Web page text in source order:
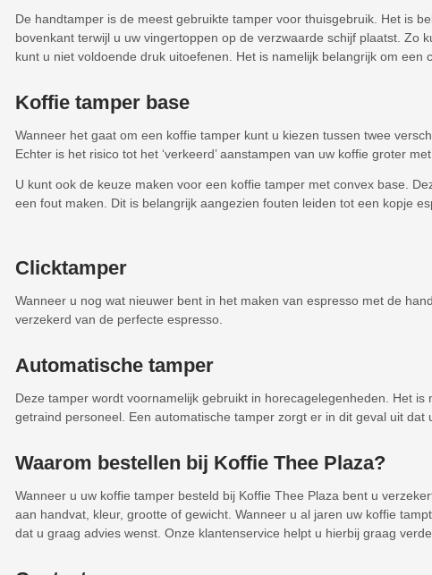
De handtamper is de meest gebruikte tamper voor thuisgebruik. Het is
bovenkant terwijl u uw vingertoppen op de verzwaarde schijf plaatst.
kunt u niet voldoende druk uitoefenen. Het is namelijk belangrijk om
Koffie tamper base
Wanneer het gaat om een koffie tamper kunt u kiezen tussen twee
Echter is het risico tot het ‘verkeerd’ aanstampen van uw koffie groter
U kunt ook de keuze maken voor een koffie tamper met convex base.
een fout maken. Dit is belangrijk aangezien fouten leiden tot een kopje
Clicktamper
Wanneer u nog wat nieuwer bent in het maken van espresso met de
verzekerd van de perfecte espresso.
Automatische tamper
Deze tamper wordt voornamelijk gebruikt in horecagelegenheden. Het
getraind personeel. Een automatische tamper zorgt er in dit geval uit dat
Waarom bestellen bij Koffie Thee Plaza?
Wanneer u uw koffie tamper besteld bij Koffie Thee Plaza bent u
aan handvat, kleur, grootte of gewicht. Wanneer u al jaren uw koffie
dat u graag advies wenst. Onze klantenservice helpt u hierbij graag